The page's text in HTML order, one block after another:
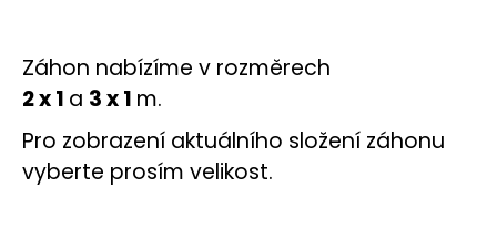
Záhon nabízíme v rozměrech
2 x 1 a 3 x 1 m.
Pro zobrazení aktuálního složení záhonu
vyberte prosím velikost.
D
o
p
o
r
u